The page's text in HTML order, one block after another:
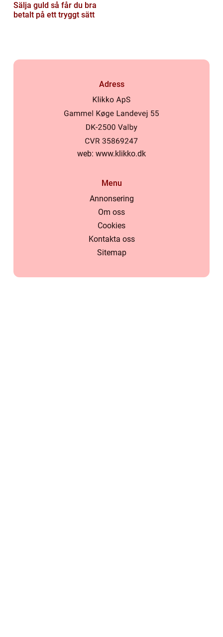
Sälja guld så får du bra
betalt på ett tryggt sätt
Adress
web: www.klikko.dk
Menu
Annonsering
Om oss
Cookies
Kontakta oss
Sitemap